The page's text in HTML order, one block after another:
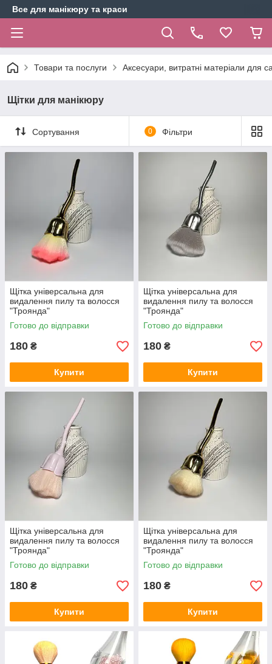
Все для манікюру та краси
Товари та послуги Аксесуари, витратні матеріали для
Щітки для манікюру
Сортування 0 Фільтри
Щітка універсальна для
видалення пилу та волосся
"Троянда"
Готово до відправки
180 ₴
Купити
Щітка універсальна для
видалення пилу та волосся
"Троянда"
Готово до відправки
180 ₴
Купити
Щітка універсальна для
видалення пилу та волосся
"Троянда"
Готово до відправки
180 ₴
Купити
Щітка універсальна для
видалення пилу та волосся
"Троянда"
Готово до відправки
180 ₴
Купити